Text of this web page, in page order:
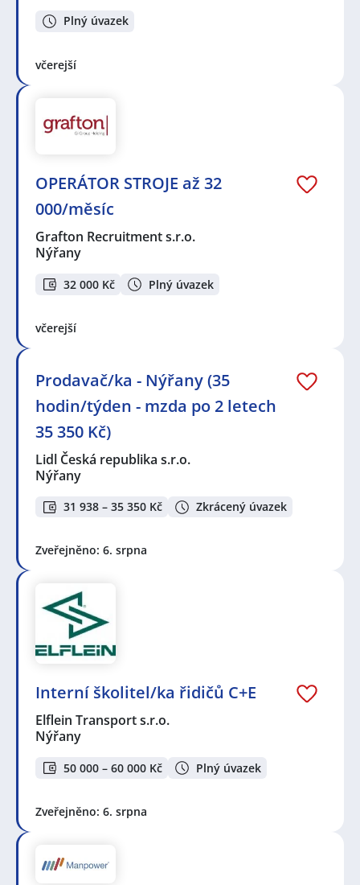
Plný úvazek
včerejší
OPERÁTOR STROJE až 32
000/měsíc
Grafton Recruitment s.r.o.
Nýřany
32 000 Kč Plný úvazek
včerejší
Prodavač/ka - Nýřany (35
hodin/týden - mzda po 2 letech
35 350 Kč)
Lidl Česká republika s.r.o.
Nýřany
31 938 – 35 350 Kč Zkrácený úvazek
Zveřejněno: 6. srpna
Interní školitel/ka řidičů C+E
Elflein Transport s.r.o.
Nýřany
50 000 – 60 000 Kč Plný úvazek
Zveřejněno: 6. srpna